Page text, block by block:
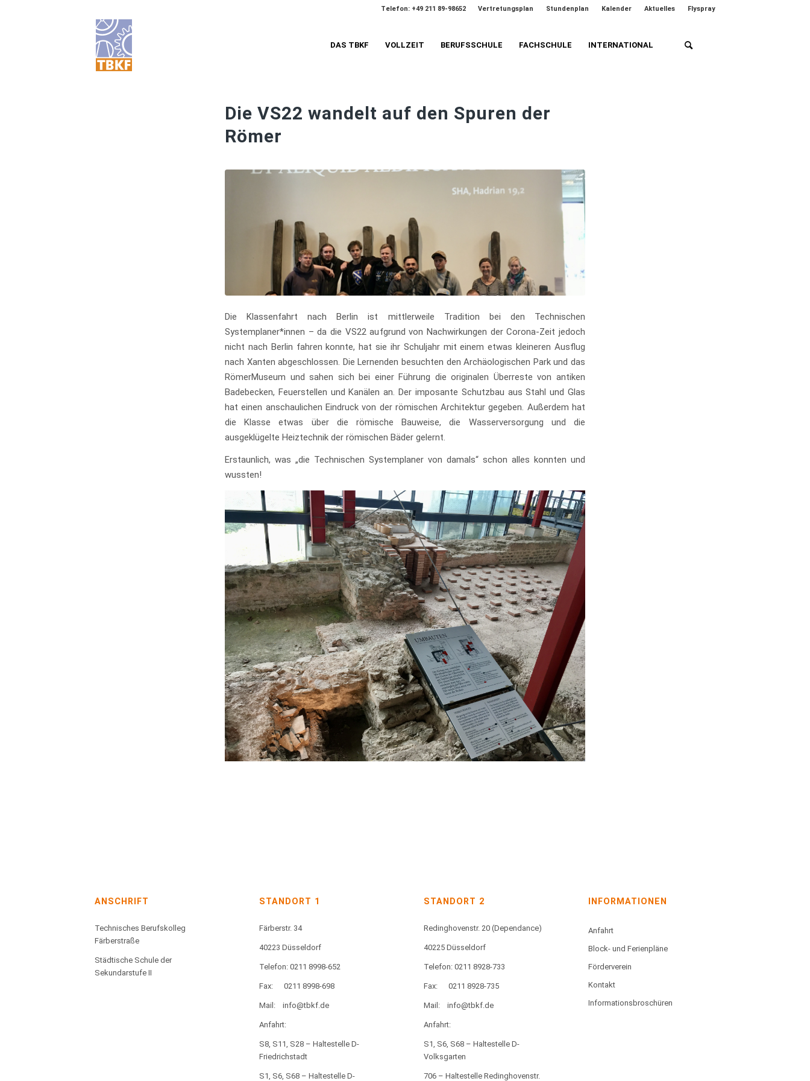
Vertretungsplan Stundenplan Kalender Aktuelles Flyspray
Telefon: +49 211 89-98652
DAS TBKF VOLLZEIT BERUFSSCHULE FACHSCHULE INTERNATIONAL
Die VS22 wandelt auf den Spuren der
Römer
Die Klassenfahrt nach Berlin ist mittlerweile Tradition bei den Technischen
Systemplaner*innen – da die VS22 aufgrund von Nachwirkungen der Corona-Zeit jedoch
nicht nach Berlin fahren konnte, hat sie ihr Schuljahr mit einem etwas kleineren Ausflug
nach Xanten abgeschlossen. Die Lernenden besuchten den Archäologischen Park und das
RömerMuseum und sahen sich bei einer Führung die originalen Überreste von antiken
Badebecken, Feuerstellen und Kanälen an. Der imposante Schutzbau aus Stahl und Glas
hat einen anschaulichen Eindruck von der römischen Architektur gegeben. Außerdem hat
die Klasse etwas über die römische Bauweise, die Wasserversorgung und die
ausgeklügelte Heiztechnik der römischen Bäder gelernt.
Erstaunlich, was „die Technischen Systemplaner von damals“ schon alles konnten und
wussten!
ANSCHRIFT
Technisches Berufskolleg
Färberstraße
Städtische Schule der
Sekundarstufe II
STANDORT 1
Färberstr. 34
40223 Düsseldorf
Telefon: 0211 8998-652
Fax: 0211 8998-698
Mail: info@tbkf.de
Anfahrt:
S8, S11, S28 – Haltestelle D-
Friedrichstadt
S1, S6, S68 – Haltestelle D-
STANDORT 2
Redinghovenstr. 20 (Dependance)
40225 Düsseldorf
Telefon: 0211 8928-733
Fax: 0211 8928-735
Mail: info@tbkf.de
Anfahrt:
S1, S6, S68 – Haltestelle D-
Volksgarten
706 – Haltestelle Redinghovenstr.
INFORMATIONEN
Anfahrt
Block- und Ferienpläne
Förderverein
Kontakt
Informationsbroschüren